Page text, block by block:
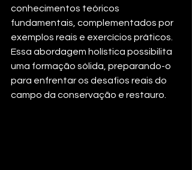
conhecimentos teóricos
fundamentais, complementados por
exemplos reais e exercícios práticos.
Essa abordagem holística possibilita
uma formação sólida, preparando-o
para enfrentar os desafios reais do
campo da conservação e restauro.